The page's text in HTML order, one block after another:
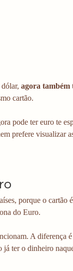
agora também
cartão.
pode ter euro te
prefere visualizar
porque o cartão
do Euro.
A diferença
já ter o dinheiro